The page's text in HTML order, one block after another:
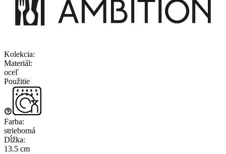
Kolekcia:
Materiál:
oceľ
Použitie
Farba:
strieborná
Dĺžka:
13.5 cm